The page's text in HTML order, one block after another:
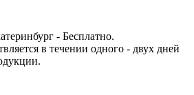
- Бесплатно.
в течении одного - двух дней